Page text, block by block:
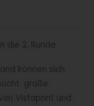
die 2. Runde
können sich
große
Vistaprint und